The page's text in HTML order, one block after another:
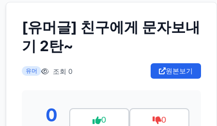
[유머글] 친구에게 문자보내
기 2탄~
유머 조회 0 원본보기
0 0 0